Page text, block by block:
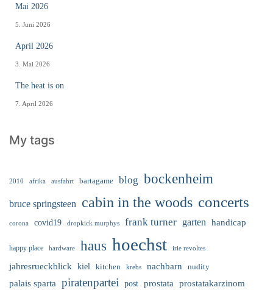
Mai 2026
5. Juni 2026
April 2026
3. Mai 2026
The heat is on
7. April 2026
My tags
2010 afrika ausfahrt bartagame blog bockenheim
bruce springsteen cabin in the woods concerts
corona covid19 dropkick murphys frank turner garten handicap
happy place hardware haus hoechst irie revoltes
jahresrueckblick kiel kitchen krebs nachbarn nudity
palais sparta piratenpartei post prostata prostatakarzinom